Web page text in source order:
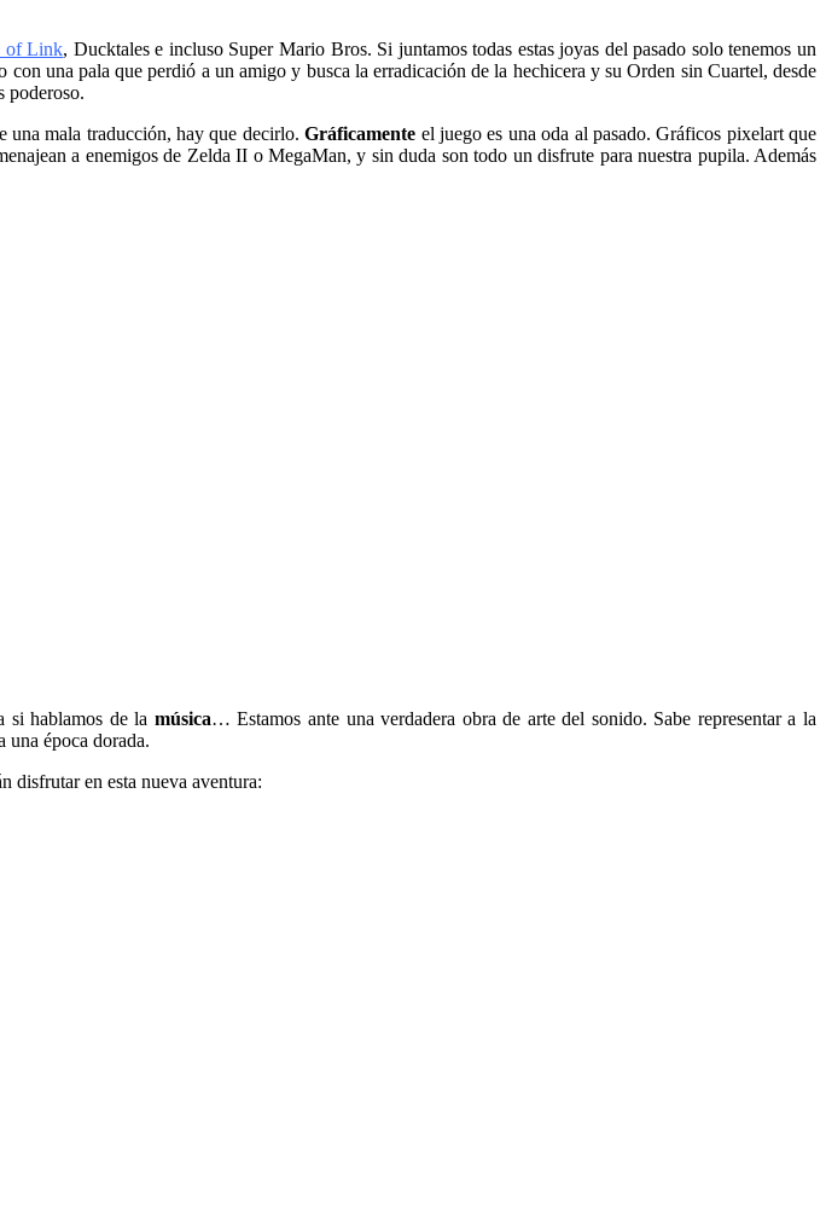
of Link, Ducktales e incluso Super Mario Bros. Si juntamos todas estas joyas del pasado solo tenemos un
con una pala que perdió a un amigo y busca la erradicación de la hechicera y su Orden sin Cuartel, desde
poderoso.
una mala traducción, hay que decirlo.Gráficamente el juego es una oda al pasado. Gráficos pixelart que
a enemigos de Zelda II o MegaMan, y sin duda son todo un disfrute para nuestra pupila. Además
si hablamos de la música… Estamos ante una verdadera obra de arte del sonido. Sabe representar a la
una época dorada.
disfrutar en esta nueva aventura: